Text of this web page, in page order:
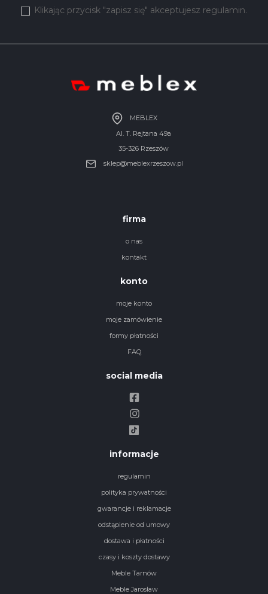
Klikając przycisk "zapisz się" akceptujesz regulamin.
MEBLEX
Al. T. Rejtana 49a
35-326 Rzeszów
sklep@meblexrzeszow.pl
firma
o nas
kontakt
konto
moje konto
moje zamówienie
formy płatności
FAQ
social media
informacje
regulamin
polityka prywatności
gwarancje i reklamacje
odstąpienie od umowy
dostawa i płatności
czasy i koszty dostawy
Meble Tarnów
Meble Jarosław